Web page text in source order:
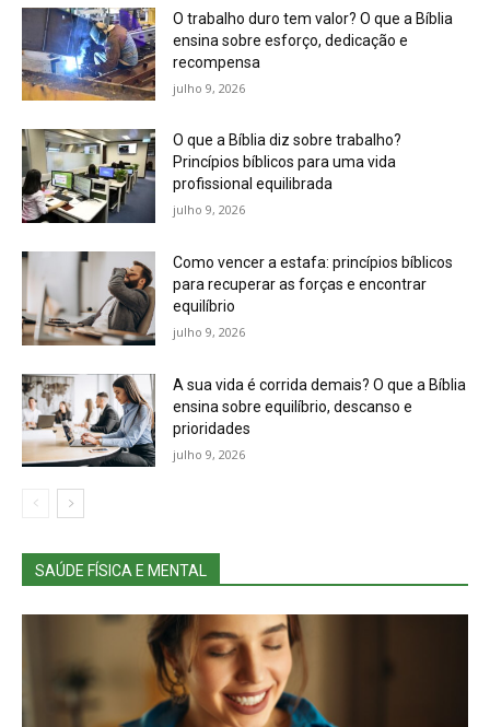
O trabalho duro tem valor? O que a Bíblia
ensina sobre esforço, dedicação e
recompensa
julho 9, 2026
O que a Bíblia diz sobre trabalho?
Princípios bíblicos para uma vida
profissional equilibrada
julho 9, 2026
Como vencer a estafa: princípios bíblicos
para recuperar as forças e encontrar
equilíbrio
julho 9, 2026
A sua vida é corrida demais? O que a Bíblia
ensina sobre equilíbrio, descanso e
prioridades
julho 9, 2026
SAÚDE FÍSICA E MENTAL